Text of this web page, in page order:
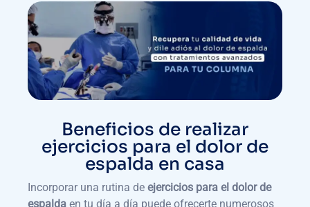
Beneficios de realizar
ejercicios para el dolor de
espalda en casa
Incorporar una rutina de ejercicios para el dolor de
espalda en tu día a día puede ofrecerte numerosos